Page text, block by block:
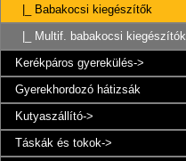
|_ Babakocsi kiegészítők
|_ Multif. babakocsi kiegészítók
Kerékpáros gyerekülés->
Gyerekhordozó hátizsák
Kutyaszállító->
Táskák és tokok->